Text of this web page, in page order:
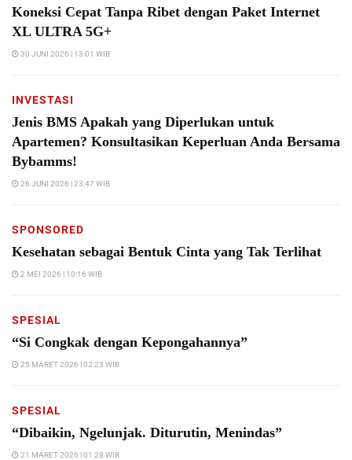
Koneksi Cepat Tanpa Ribet dengan Paket Internet
XL ULTRA 5G+
30 JUNI 2026 | 13:01 WIB
INVESTASI
Jenis BMS Apakah yang Diperlukan untuk
Apartemen? Konsultasikan Keperluan Anda Bersama
Bybamms!
26 JUNI 2026 | 23:47 WIB
SPONSORED
Kesehatan sebagai Bentuk Cinta yang Tak Terlihat
2 MEI 2026 | 10:16 WIB
SPESIAL
“Si Congkak dengan Kepongahannya”
25 MARET 2026 | 02:23 WIB
SPESIAL
“Dibaikin, Ngelunjak. Diturutin, Menindas”
21 MARET 2026 | 01:28 WIB